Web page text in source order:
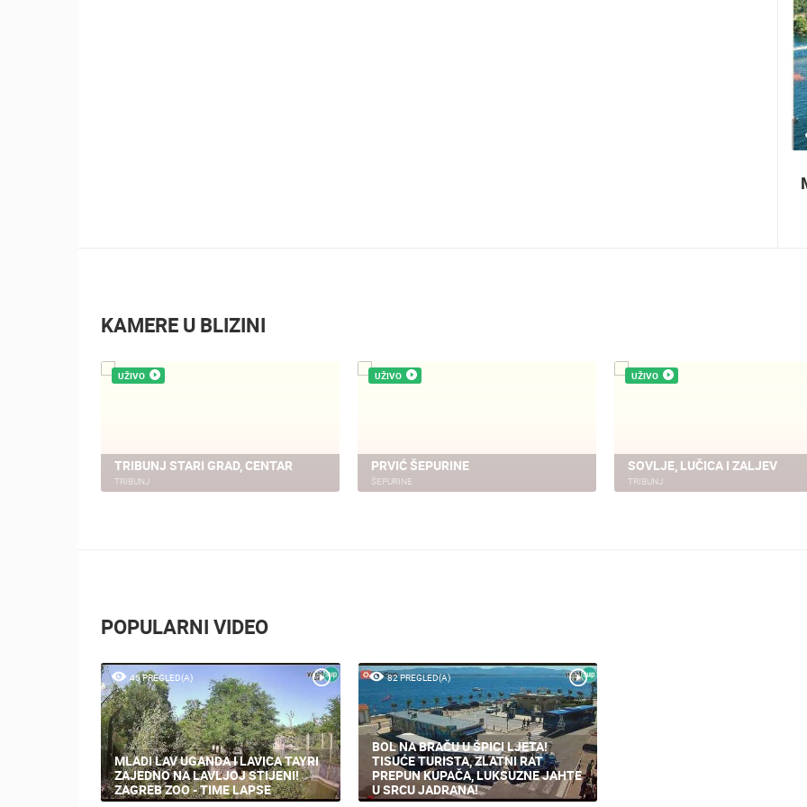
KAMERE U BLIZINI
UŽIVO
TRIBUNJ STARI GRAD, CENTAR
TRIBUNJ
UŽIVO
PRVIĆ ŠEPURINE
ŠEPURINE
UŽIVO
SOVLJE, LUČICA I ZALJEV
TRIBUNJ
POPULARNI VIDEO
45 PREGLED(A)
MLADI LAV UGANDA I LAVICA TAYRI
ZAJEDNO NA LAVLJOJ STIJENI!
ZAGREB ZOO - TIME LAPSE
82 PREGLED(A)
BOL NA BRAČU U ŠPICI LJETA!
TISUĆE TURISTA, ZLATNI RAT
PREPUN KUPAČA, LUKSUZNE JAHTE
U SRCU JADRANA!